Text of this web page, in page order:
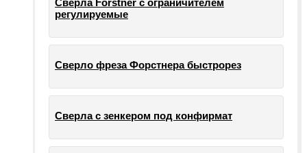
Сверла Forstner с ограничителем
регулируемые
Сверло фреза Форстнера быстрорез
Сверла с зенкером под конфирмат